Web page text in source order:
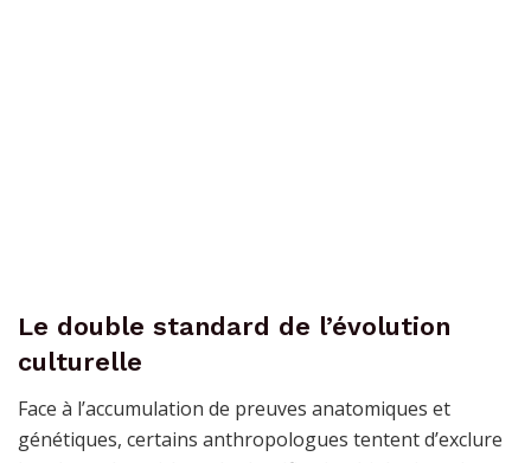
Le double standard de l’évolution
culturelle
Face à l’accumulation de preuves anatomiques et
génétiques, certains anthropologues tentent d’exclure